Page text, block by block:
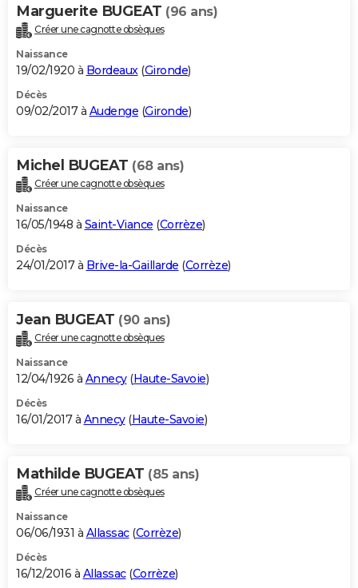
Marguerite BUGEAT (96 ans)
Créer une cagnotte obsèques
Naissance
19/02/1920 à Bordeaux(Gironde)
Décès
09/02/2017 à Audenge (Gironde)
Michel BUGEAT (68 ans)
Créer une cagnotte obsèques
Naissance
16/05/1948 à Saint-Viance (Corrèze)
Décès
24/01/2017 à Brive-la-Gaillarde (Corrèze)
Jean BUGEAT (90 ans)
Créer une cagnotte obsèques
Naissance
12/04/1926 à Annecy(Haute-Savoie)
Décès
16/01/2017 à Annecy(Haute-Savoie)
Mathilde BUGEAT (85 ans)
Créer une cagnotte obsèques
Naissance
06/06/1931 à Allassac(Corrèze)
Décès
16/12/2016 à Allassac(Corrèze)